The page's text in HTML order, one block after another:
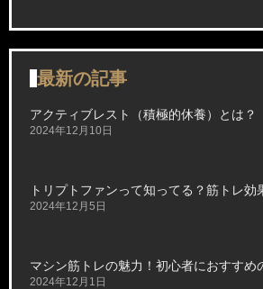
最新の記事
アクティブレスト（積極的休養）とは？
2024年12月10日
トリプトファンって知ってる？筋トレ効
2024年12月5日
マシン筋トレの魅力！初心者におすすめ
2024年12月1日